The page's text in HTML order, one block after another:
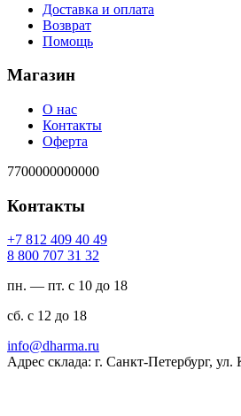
Доставка и оплата
Возврат
Помощь
Магазин
О нас
Контакты
Оферта
7700000000000
Контакты
94 04 904 218 7+
23 13 707 008 8
пн. — пт. с 10 до 18
сб. с 12 до 18
ur.amrahd@ofni
Адрес склада: г. Санкт-Петербург,